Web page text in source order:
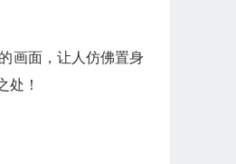
画面，让人仿佛置身
处！